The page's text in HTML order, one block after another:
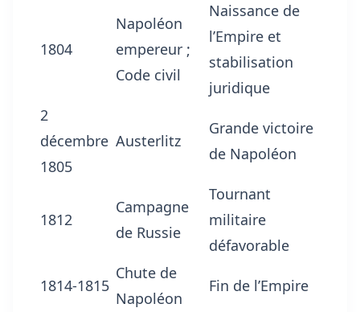
1804
Napoléon
empereur ;
Code civil
Naissance de
l’Empire et
stabilisation
juridique
2
décembre
1805
Austerlitz
Grande victoire
de Napoléon
1812
Campagne
de Russie
Tournant
militaire
défavorable
1814-1815
Chute de
Napoléon
Fin de l’Empire